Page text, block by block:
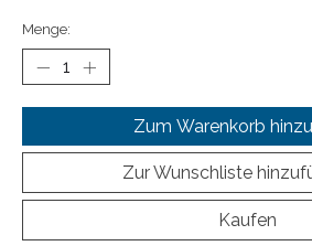
Menge:
Zum Warenkorb
Zur Wunschliste
Kaufen